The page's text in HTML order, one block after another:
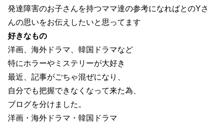
発達障害のお子さんを持つママ達の参考になればとのYさ
んの思いをお伝えしたいと思ってます
好きなもの
洋画、海外ドラマ、韓国ドラマなど
特にホラーやミステリーが大好き
最近、記事がごちゃ混ぜになり、
自分でも把握できなくなって来た為、
ブログを分けました。
洋画・海外ドラマ・韓国ドラマ